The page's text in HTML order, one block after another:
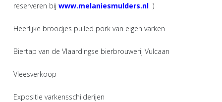
reserveren bij www.melaniesmulders.nl )
Heerlijke broodjes pulled pork van eigen varken
Biertap van de Vlaardingse bierbrouwerij Vulcaan
Vleesverkoop
Expositie varkensschilderijen